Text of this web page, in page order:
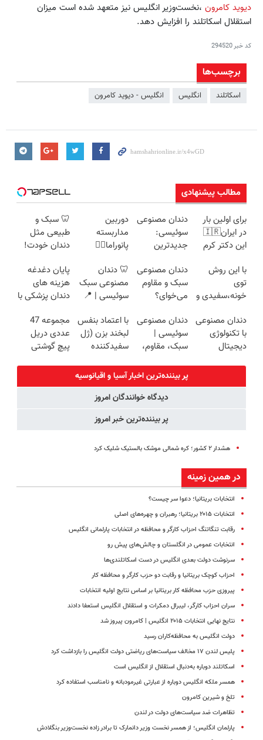
دیوید کامرون ،نخست‌وزیر انگلیس نیز متعهد شده است میزان
استقلال اسکاتلند را افزایش دهد.
کد خبر294520
برچسب‌ها
اسکاتلند انگلیس انگلیس - دیوید کامرون
مطالب پیشنهادی
برای اولین بار
در ایران🇮🇷
این دکتر کرم
روزه ساخت!
دندان مصنوعی
سوئیسی:
جدیدترین
سبک و مقاوم |
پرداخت قسطی
دوربین
مداربسته
پانوراما👈🏻
360°و سازگار با
اندروید و ios
🦷 سبک و
طبیعی مثل
دندان خودت!
پرداخت
اقساطی 💳 📍
تهران
با این روش
توی
خونه،سفیدی و
برگردون
(40%off)
دندان مصنوعی
سبک و مقاوم
می‌خوای؟
اقساطی هم
داریم!😍 | 📍
تهران
🦷 دندان
مصنوعی سبک
سوئیسی | 📍
ویزیت رایگان +
اقساط
پایان دغدغه
هزینه های
دندان پزشکی با
کننده خانگی
دندان مصنوعی
با تکنولوژی
دیجیتال
دندان مصنوعی
سوئیسی |
سبک، مقاوم،
رایگان+پرداخت
اقساطی😍
با اعتماد بنفس
لبخند بزن (ژل
سفیدکننده
مجموعه 47
عددی دریل
پیچ گوشتی
محدود)
پر بیننده‌ترین اخبار آسیا و اقیانوسیه
دیدگاه خوانندگان امروز
پر بیننده‌ترین خبر امروز
هشدار ۲ کشور؛ کره شمالی موشک بالستیک شلیک کرد
در همین زمینه
انتخابات بریتانیا؛ دعوا سر چیست؟
انتخابات ۲۰۱۵ بریتانیا؛ رهبران و چهره‌های اصلی
رقابت تنگاتنگ احزاب کارگر و محافظه در انتخابات پارلمانی انگلیس
انتخابات عمومی در انگلستان و چالش‌های پیش رو
سرنوشت دولت بعدی انگلیس در دست اسکاتلندی‌ها
احزاب کوچک بریتانیا و رقابت دو حزب کارگر و محافظه کار
پیروزی حزب محافظه کار بریتانیا بر اساس نتایج اولیه انتخابات
سران احزاب کارگر، لیبرال دمکرات و استقلال انگلیس استعفا دادند
نتایج نهایی انتخابات ۲۰۱۵ انگلیس | کامرون پیروز شد
دولت انگلیس به محافظه‌کاران رسید
پلیس لندن ۱۷ مخالف سیاست‌های ریاضتی دولت انگلیس را بازداشت کرد
اسکاتلند دوباره به‌دنبال استقلال از انگلیس است
همسر ملکه انگلیس دوباره از عبارتی غیرمودبانه و نامناسب استفاده کرد
تلخ و شیرین کامرون
تظاهرات ضد سیاست‌های دولت در لندن
پارلمان انگلیس؛ از همسر نخست‌ وزیر دانمارک تا برادر زاده نخست‌وزیر بنگلادش